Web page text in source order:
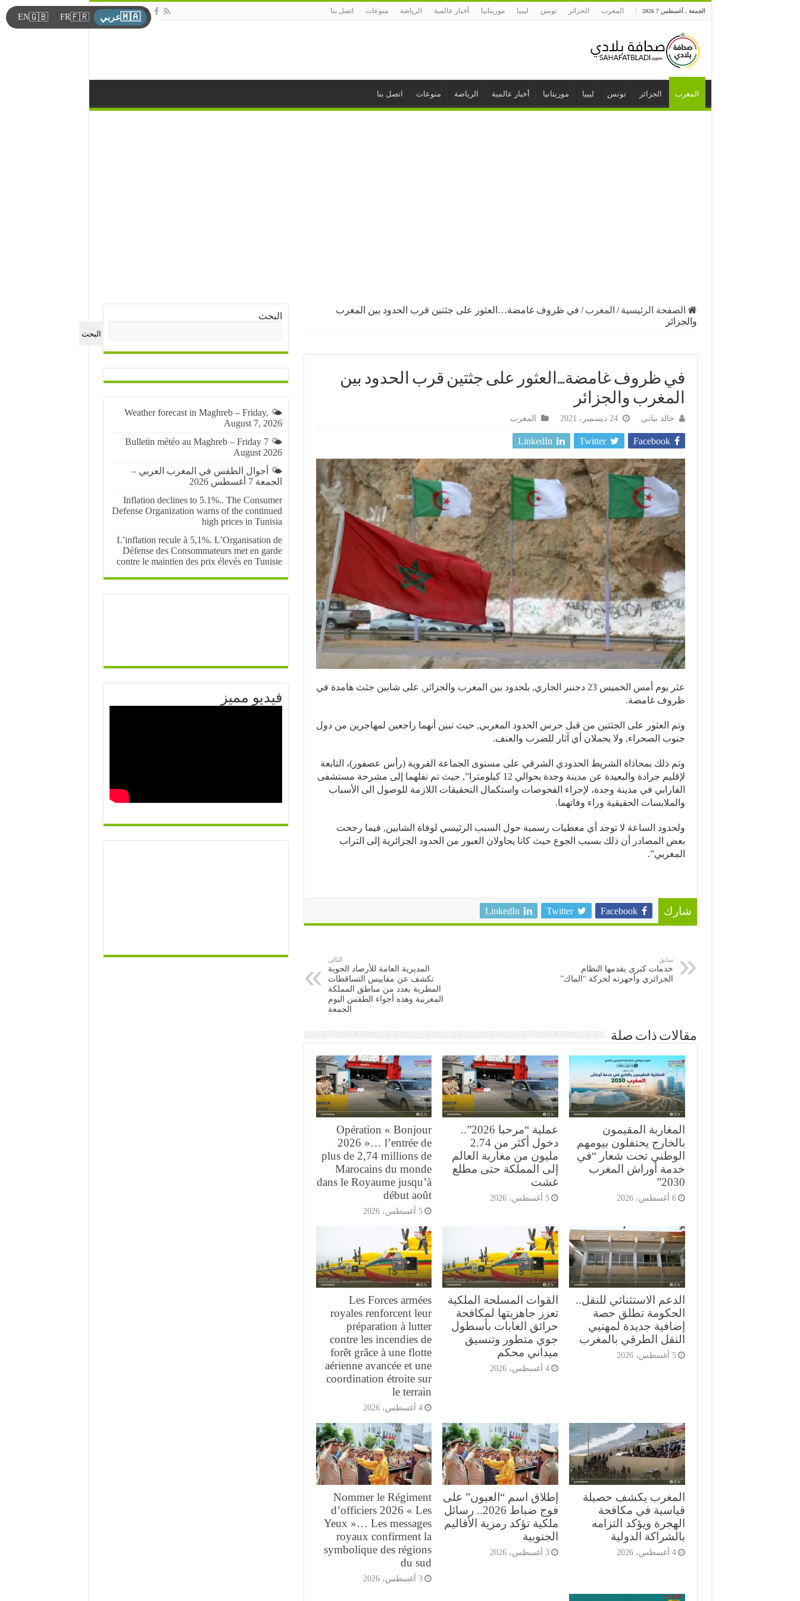
الجمعة , أغسطس 7 2026 المغرب الجزائر تونس ليبيا موريتانيا أخبار عالمية الرياضة منوعات اتصل بنا
المغرب الجزائر تونس ليبيا موريتانيا أخبار عالمية الرياضة منوعات اتصل بنا
الصفحة الرئيسية / المغرب / في ظروف غامضة…العثور على جثتين قرب الحدود بين المغرب
والجزائر
في ظروف غامضة…العثور على جثتين قرب الحدود بين
المغرب والجزائر
خالد بناني 24 ديسمبر، 2021 المغرب
Facebook
Twitter
LinkedIn
عثر يوم أمس الخميس 23 دجنبر الجاري, بلحدود بين المغرب والجزائر, على شابين جثث هامدة في
ظروف غامصة.
وتم العثور على الجثتين من قبل حرس الحدود المغربي, حيث تبين أنهما راجعين لمهاجرين من دول
جنوب الصحراء, ولا يحملان أي آثار للضرب والعنف.
وتم ذلك بمحاذاة الشريط الحدودي الشرقي على مستوى الجماعة القروية (رأس عصفور)، التابعة
لإقليم جرادة والبعيدة عن مدينة وجدة بحوالي 12 كيلومترا”, حيث تم نقلهما إلى مشرحة مستشفى
الفارابي في مدينة وجدة، لإجراء الفحوصات واستكمال التحقيقات اللازمة للوصول الى الأسباب
والملابسات الحقيقية وراء وفاتهما.
ولحدود الساعة لا توجد أي معطيات رسمية حول السبب الرئيسي لوفاة الشابين, فيما رجحت
بعض المصادر أن ذلك بسبب الجوع حيث كانا يحاولان العبور من الحدود الجزائرية إلى التراب
المغربي”.
شارك Facebook
Twitter
LinkedIn
سابق
خدمات كبرى يقدمها النظام
الجزائري وأجهزته لحركة “الماك”
التالى
المديرية العامة للأرصاد الجوية
تكشف عن مقاييس التساقطات
المطرية بعدد من مناطق المملكة
المغربية وهذه أجواء الطقس اليوم
الجمعة
مقالات ذات صلة
المغاربة المقيمون
بالخارج يحتفلون بيومهم
الوطني تحت شعار “في
خدمة أوراش المغرب
2030”
6 أغسطس، 2026
عملية “مرحبا 2026”..
دخول أكثر من 2.74
مليون من مغاربة العالم
إلى المملكة حتى مطلع
غشت
5 أغسطس، 2026
Opération « Bonjour
2026 »… l’entrée de
plus de 2,74 millions de
Marocains du monde
dans le Royaume jusqu’à
début août
5 أغسطس، 2026
الدعم الاستثنائي للنقل..
الحكومة تطلق حصة
إضافية جديدة لمهنيي
النقل الطرقي بالمغرب
5 أغسطس، 2026
القوات المسلحة الملكية
تعزز جاهزيتها لمكافحة
حرائق الغابات بأسطول
جوي متطور وتنسيق
ميداني محكم
4 أغسطس، 2026
Les Forces armées
royales renforcent leur
préparation à lutter
contre les incendies de
forêt grâce à une flotte
aérienne avancée et une
coordination étroite sur
le terrain
4 أغسطس، 2026
المغرب يكشف حصيلة
قياسية في مكافحة
الهجرة ويؤكد التزامه
بالشراكة الدولية
4 أغسطس، 2026
إطلاق اسم “العيون” على
فوج ضباط 2026.. رسائل
ملكية تؤكد رمزية الأقاليم
الجنوبية
3 أغسطس، 2026
Nommer le Régiment
d’officiers 2026 « Les
Yeux »… Les messages
royaux confirment la
symbolique des régions
du sud
3 أغسطس، 2026
البحث
البحث
🌤️ Weather forecast in Maghreb – Friday,
August 7, 2026
🌤️ Bulletin météo au Maghreb – Friday 7
August 2026
🌤️ أحوال الطقس في المغرب العربي –
الجمعة 7 أغسطس 2026
Inflation declines to 5.1%.. The Consumer
Defense Organization warns of the continued
high prices in Tunisia
L’inflation recule à 5,1%. L’Organisation de
Défense des Consommateurs met en garde
contre le maintien des prix élevés en Tunisie
فيديو مميز
🇲🇦عربي 🇫🇷
FR
🇬🇧
EN